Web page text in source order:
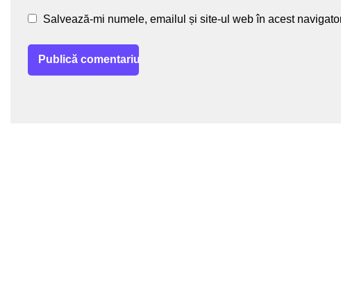
Salvează-mi numele, emailul și site-ul web în acest